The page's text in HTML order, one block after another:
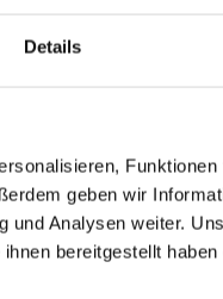
Details
geben wir
Analysen weiter.
bereitgestellt